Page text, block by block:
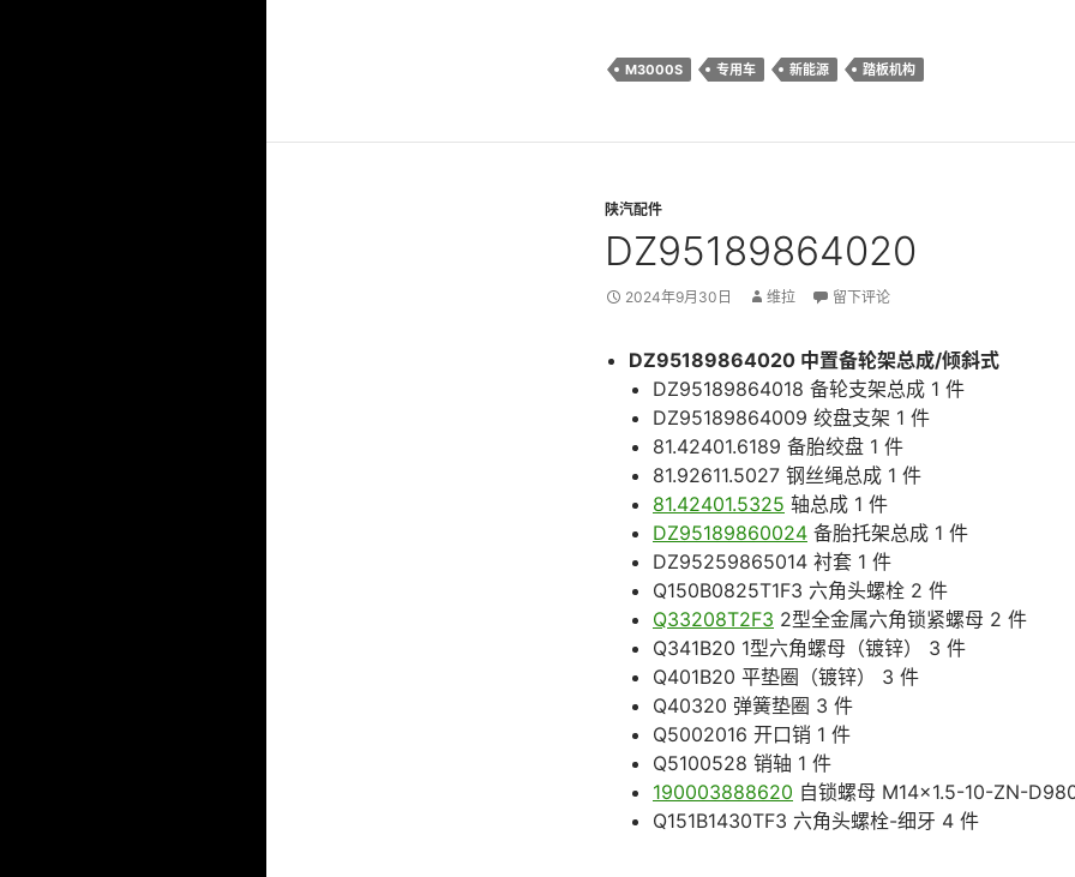
M3000S 专用车 新能源 踏板机构
陕汽配件
DZ95189864020
2024年9月30日 维拉 留下评论
DZ95189864020 中置备轮架总成/倾斜式
DZ95189864018 备轮支架总成 1 件
DZ95189864009 绞盘支架 1 件
81.42401.6189 备胎绞盘 1 件
81.92611.5027 钢丝绳总成 1 件
81.42401.5325 轴总成 1 件
DZ95189860024 备胎托架总成 1 件
DZ95259865014 衬套 1 件
Q150B0825T1F3 六角头螺栓 2 件
Q33208T2F3 2型全金属六角锁紧螺母 2 件
Q341B20 1型六角螺母（镀锌） 3 件
Q401B20 平垫圈（镀锌） 3 件
Q40320 弹簧垫圈 3 件
Q5002016 开口销 1 件
Q5100528 销轴 1 件
190003888620 自锁螺母 M14×1.5-10-ZN-
Q151B1430TF3 六角头螺栓-细牙 4 件